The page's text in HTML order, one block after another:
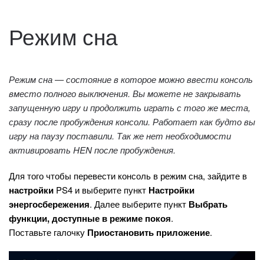
Режим сна
Режим сна — состояние в которое можно ввести консоль
вместо полного выключения. Вы можете не закрывать
запущенную игру и продолжить играть с того же места,
сразу после пробуждения консоли. Работает как будто вы
игру на паузу поставили. Так же нет необходимости
активировать HEN после пробуждения.
Для того чтобы перевести консоль в режим сна, зайдите в
настройки PS4 и выберите пункт Настройки
энергосбережения. Далее выберите пункт Выбрать
функции, доступные в режиме покоя.
Поставьте галочку Приостановить приложение.